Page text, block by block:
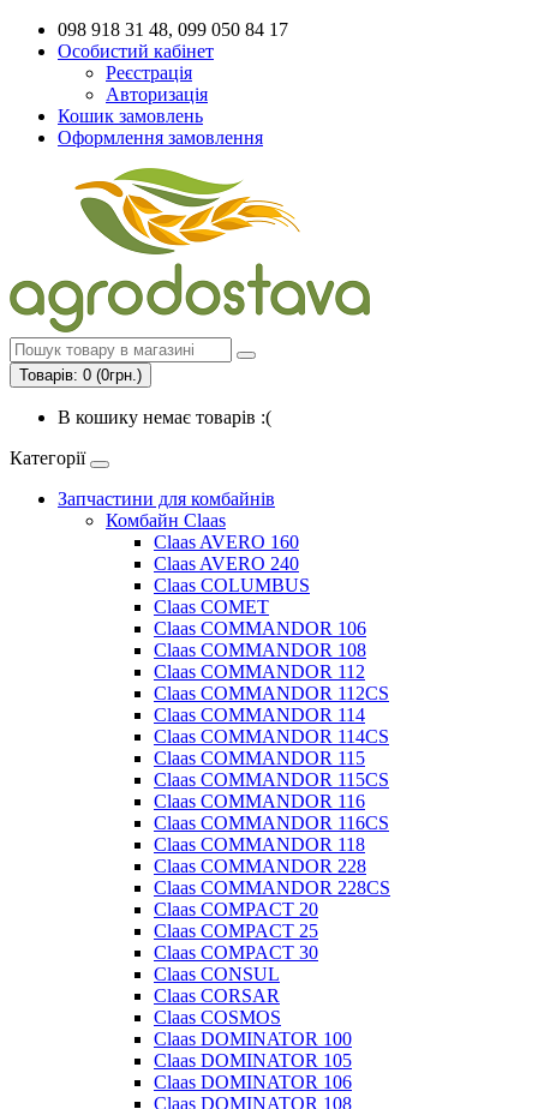
098 918 31 48, 099 050 84 17
Особистий кабінет
Реєстрація
Авторизація
Кошик замовлень
Оформлення замовлення
Товарів: 0 (0грн.)
В кошику немає товарів :(
Категорії
Запчастини для комбайнів
Комбайн Claas
Claas AVERO 160
Claas AVERO 240
Claas COLUMBUS
Claas COMET
Claas COMMANDOR 106
Claas COMMANDOR 108
Claas COMMANDOR 112
Claas COMMANDOR 112CS
Claas COMMANDOR 114
Claas COMMANDOR 114CS
Claas COMMANDOR 115
Claas COMMANDOR 115CS
Claas COMMANDOR 116
Claas COMMANDOR 116CS
Claas COMMANDOR 118
Claas COMMANDOR 228
Claas COMMANDOR 228CS
Claas COMPACT 20
Claas COMPACT 25
Claas COMPACT 30
Claas CONSUL
Claas CORSAR
Claas COSMOS
Claas DOMINATOR 100
Claas DOMINATOR 105
Claas DOMINATOR 106
Claas DOMINATOR 108